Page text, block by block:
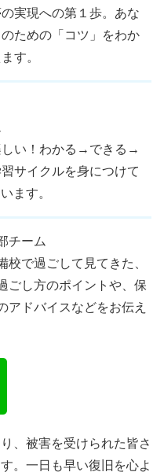
実現への第１歩。あな
ための「コツ」をわか
す。
しい！わかる→できる→
サイクルを身につけて
ます。
チーム
校で過ごして見てきた、
ごし方のポイントや、保
アドバイスなどをお伝え
、被害を受けられた皆さ
。一日も早い復旧を心よ